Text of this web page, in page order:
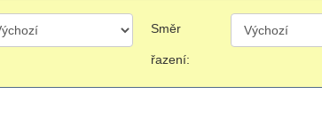
Směr
řazení: